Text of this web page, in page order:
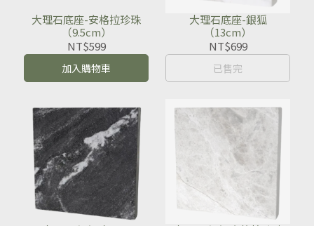
大理石底座-安格拉珍珠
（9.5cm）
NT$599
加入購物車
大理石底座-銀狐
（13cm）
NT$699
已售完